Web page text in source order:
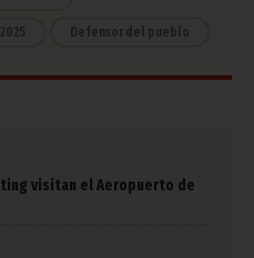
Defensor del pueblo
visitan el Aeropuerto de